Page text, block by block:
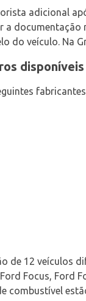
adicional
a
do veículo. Na
de 12 veículos
Focus, Ford
combustível